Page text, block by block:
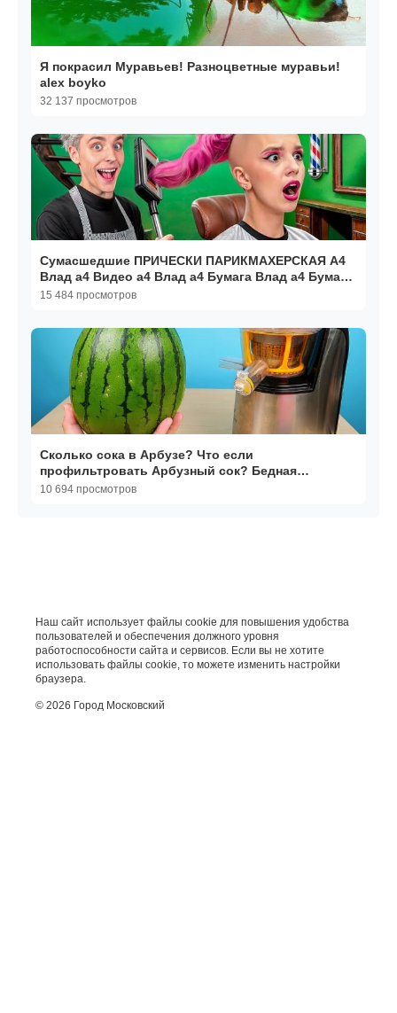
Я покрасил Муравьев! Разноцветные муравьи!
alex boyko
32 137 просмотров
Сумасшедшие ПРИЧЕСКИ ПАРИКМАХЕРСКАЯ А4
Влад а4 Видео а4 Влад а4 Бумага Влад а4 Бумага
А4 а 4 ВЛАД А4
15 484 просмотров
Сколько сока в Арбузе? Что если
профильтровать Арбузный сок? Бедная
соковыжималка! alex boyko
10 694 просмотров
Наш сайт использует файлы cookie для повышения удобства
пользователей и обеспечения должного уровня
работоспособности сайта и сервисов. Если вы не хотите
использовать файлы cookie, то можете изменить настройки
браузера.
© 2026 Город Московский